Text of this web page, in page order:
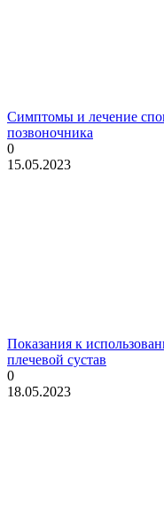
Симптомы и лечение
позвоночника
0
15.05.2023
Показания к
плечевой сустав
0
18.05.2023